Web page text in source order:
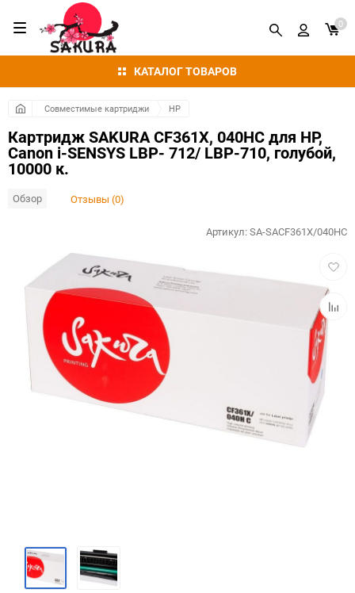
КАТАЛОГ ТОВАРОВ
0
Совместимые картриджи HP
Картридж SAKURA CF361X, 040HC для HP,
Canon i-SENSYS LBP- 712/ LBP-710, голубой,
10000 к.
Обзор Отзывы (0)
к
Артикул:SA-SACF361X/040HC